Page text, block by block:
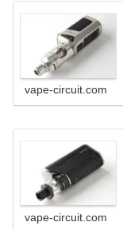
vape-circuit.com
vape-circuit.com